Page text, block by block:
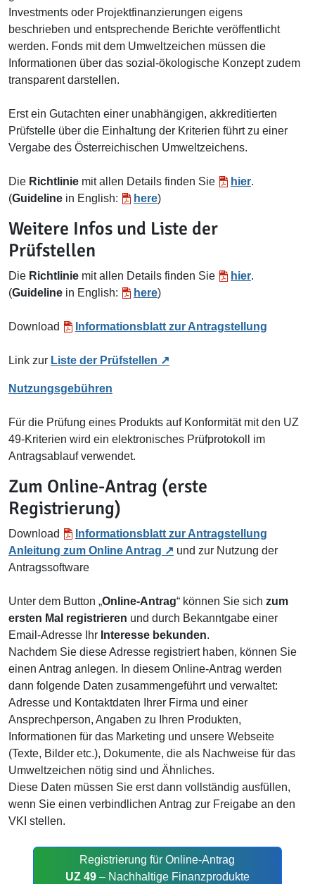
Investments oder Projektfinanzierungen eigens
beschrieben und entsprechende Berichte veröffentlicht
werden. Fonds mit dem Umweltzeichen müssen die
Informationen über das sozial-ökologische Konzept zudem
transparent darstellen.
Erst ein Gutachten einer unabhängigen, akkreditierten
Prüfstelle über die Einhaltung der Kriterien führt zu einer
Vergabe des Österreichischen Umweltzeichens.
Die Richtlinie mit allen Details finden Sie hier.
(Guideline in English: here)
Weitere Infos und Liste der
Prüfstellen
Die Richtlinie mit allen Details finden Sie hier.
(Guideline in English: here)
Download Informationsblatt zur Antragstellung
Link zur Liste der Prüfstellen
Nutzungsgebühren
Für die Prüfung eines Produkts auf Konformität mit den UZ
49-Kriterien wird ein elektronisches Prüfprotokoll im
Antragsablauf verwendet.
Zum Online-Antrag (erste
Registrierung)
Download
Informationsblatt zur Antragstellung
Anleitung zum Online Antrag
und zur Nutzung der
Antragssoftware
Unter dem Button „Online-Antrag“ können Sie sich zum
ersten Mal registrieren und durch Bekanntgabe einer
Email-Adresse Ihr Interesse bekunden.
Nachdem Sie diese Adresse registriert haben, können Sie
einen Antrag anlegen. In diesem Online-Antrag werden
dann folgende Daten zusammengeführt und verwaltet:
Adresse und Kontaktdaten Ihrer Firma und einer
Ansprechperson, Angaben zu Ihren Produkten,
Informationen für das Marketing und unsere Webseite
(Texte, Bilder etc.), Dokumente, die als Nachweise für das
Umweltzeichen nötig sind und Ähnliches.
Diese Daten müssen Sie erst dann vollständig ausfüllen,
wenn Sie einen verbindlichen Antrag zur Freigabe an den
VKI stellen.
Registrierung für Online-Antrag
UZ 49– Nachhaltige Finanzprodukte